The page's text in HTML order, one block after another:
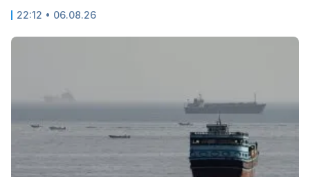
22:12 • 06.08.26